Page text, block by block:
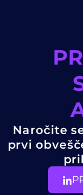
Naročite
prvi